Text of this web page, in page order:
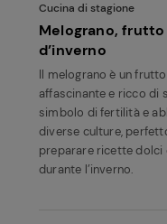
Cucina di stagione
Melograno, frutto
d’inverno
Il melograno è un frutto
affascinante e ricco di
simbolo di fertilità e
diverse culture,
preparare ricette dolci
durante l’inverno.